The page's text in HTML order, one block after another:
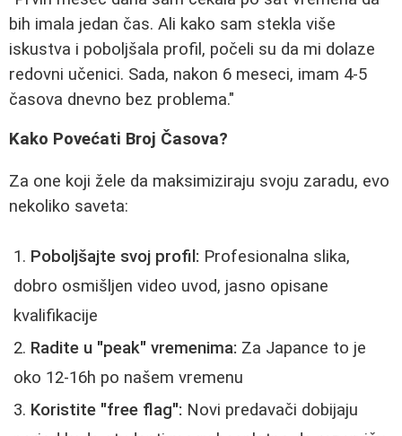
bih imala jedan čas. Ali kako sam stekla više
iskustva i poboljšala profil, počeli su da mi dolaze
redovni učenici. Sada, nakon 6 meseci, imam 4-5
časova dnevno bez problema."
Kako Povećati Broj Časova?
Za one koji žele da maksimiziraju svoju zaradu, evo
nekoliko saveta:
Poboljšajte svoj profil: Profesionalna slika,
dobro osmišljen video uvod, jasno opisane
kvalifikacije
Radite u "peak" vremenima: Za Japance to je
oko 12-16h po našem vremenu
Koristite "free flag": Novi predavači dobijaju